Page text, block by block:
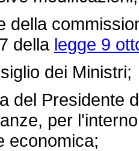
della legge 9
dei Ministri;
Presidente
per
economica;